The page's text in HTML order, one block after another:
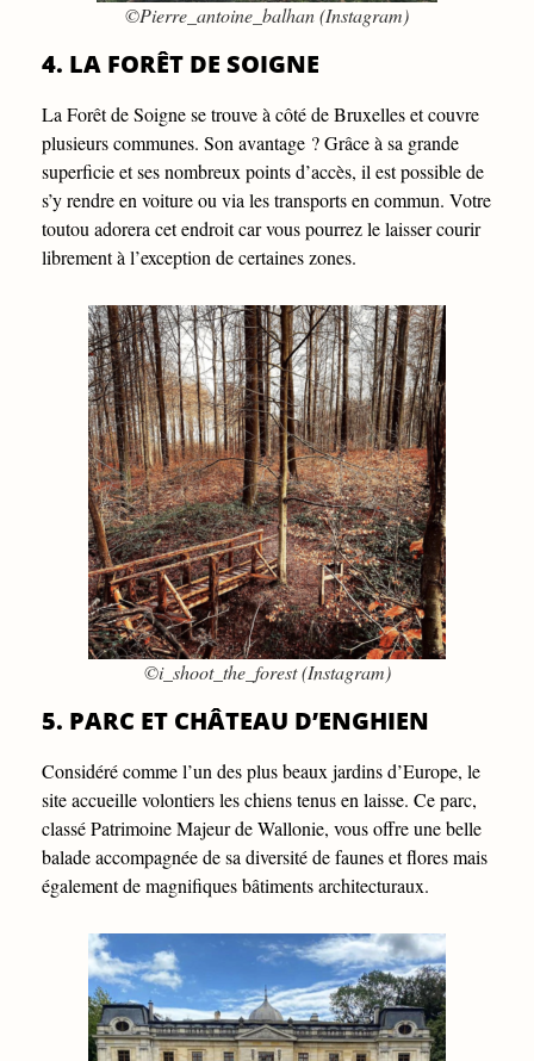
©Pierre_antoine_balhan (Instagram)
4. LA FORÊT DE SOIGNE
La Forêt de Soigne se trouve à côté de Bruxelles et couvre
plusieurs communes. Son avantage ? Grâce à sa grande
superficie et ses nombreux points d’accès, il est possible de
s’y rendre en voiture ou via les transports en commun. Votre
toutou adorera cet endroit car vous pourrez le laisser courir
librement à l’exception de certaines zones.
©i_shoot_the_forest (Instagram)
5. PARC ET CHÂTEAU D’ENGHIEN
Considéré comme l’un des plus beaux jardins d’Europe, le
site accueille volontiers les chiens tenus en laisse. Ce parc,
classé Patrimoine Majeur de Wallonie, vous offre une belle
balade accompagnée de sa diversité de faunes et flores mais
également de magnifiques bâtiments architecturaux.